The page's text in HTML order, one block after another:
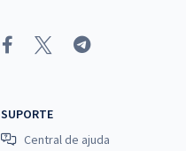
SUPORTE
Central de ajuda